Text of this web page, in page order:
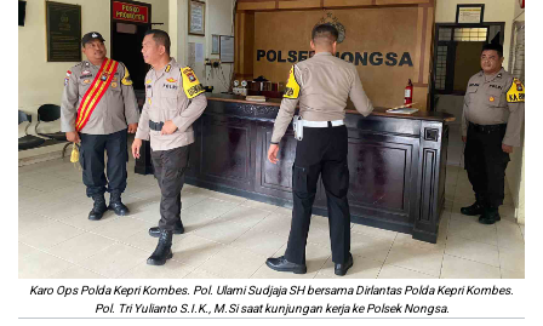
Karo Ops Polda Kepri Kombes. Pol. Ulami Sudjaja SH bersama Dirlantas Polda Kepri Kombes.
Pol. Tri Yulianto S.I.K., M.Si saat kunjungan kerja ke Polsek Nongsa.